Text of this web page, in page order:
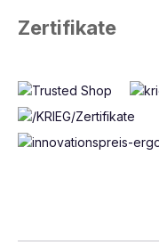
Zertifikate